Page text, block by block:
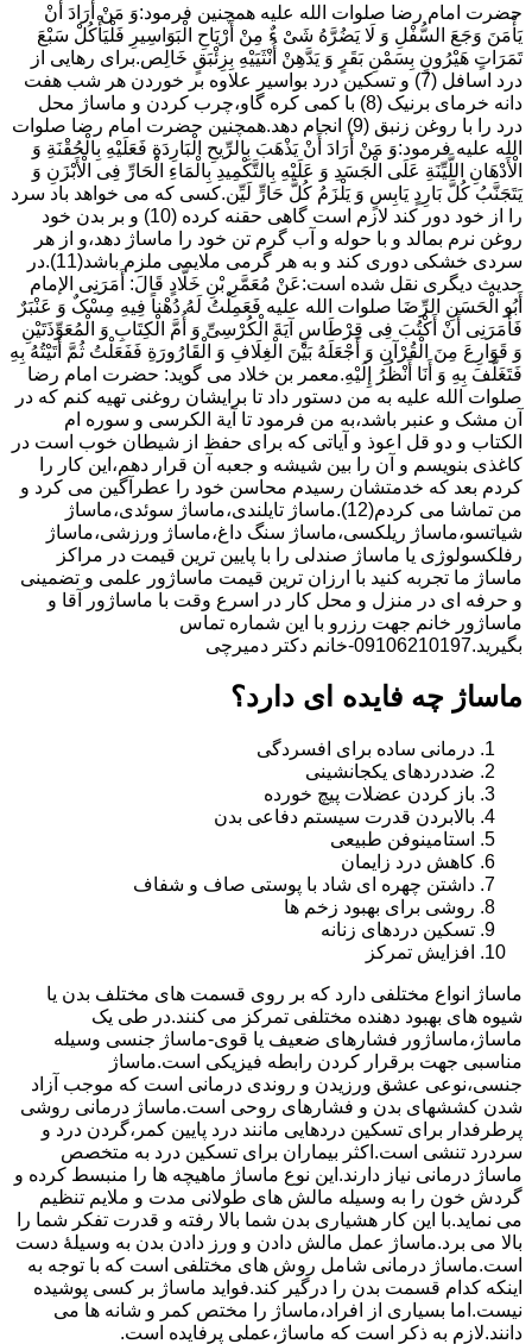
حضرت امام رضا صلوات الله علیه همچنین فرمود:وَ مَنْ أَرَادَ أَنْ
یَأْمَنَ وَجَعَ السُّفْلِ وَ لَا یَضُرَّهُ شَیْ ءٌ مِنْ أَرْیَاحِ الْبَوَاسِیرِ فَلْیَأْکُلْ سَبْعَ
تَمَرَاتٍ هَیْرُونٍ بِسَمْنِ بَقَرٍ وَ یَدَّهِنْ أُنْثَیَیْهِ بِزِئْبَقٍ خَالِص.برای رهایی از
درد اسافل (7) و تسکین درد بواسیر علاوه بر خوردن هر شب هفت
دانه خرمای برنیک (8) با کمی کره گاو،چرب کردن و ماساژ محل
درد را با روغن زنبق (9) انجام دهد.همچنین حضرت امام رضا صلوات
الله علیه فرمود:وَ مَنْ أَرَادَ أَنْ یَذْهَبَ بِالرِّیحِ الْبَارِدَةِ فَعَلَیْهِ بِالْحُقْنَةِ وَ
الْأَدْهَانِ اللَّیِّنَةِ عَلَى الْجَسَدِ وَ عَلَیْهِ بِالتَّکْمِیدِ بِالْمَاءِ الْحَارِّ فِی الْأَبْزَنِ وَ
یَتَجَنَّبُ کُلَّ بَارِدٍ یَابِسٍ وَ یَلْزَمُ کُلَّ حَارٍّ لَیِّن.کسی که می خواهد باد سرد
را از خود دور کند لازم است گاهی حقنه کرده (10) و بر بدن خود
روغن نرم بمالد و با حوله و آب گرم تن خود را ماساژ دهد،و از هر
سردی خشکی دوری کند و به هر گرمی ملایمی ملزم باشد(11).در
حدیث دیگری نقل شده است:عَنْ مُعَمَّرِ بْنِ خَلَّادٍ قَالَ: أَمَرَنِی الإمام
أَبُو الْحَسَنِ الرِّضَا صلوات الله علیه فَعَمِلْتُ لَهُ دُهْناً فِیهِ مِسْکٌ وَ عَنْبَرٌ
فَأَمَرَنِی أَنْ أَکْتُبَ فِی قِرْطَاسٍ آیَةَ الْکُرْسِیِّ وَ أُمَّ الْکِتَابِ وَ الْمُعَوِّذَتَیْنِ
وَ قَوَارِعَ مِنَ الْقُرْآنِ وَ أَجْعَلَهُ بَیْنَ الْغِلَافِ وَ الْقَارُورَةِ فَفَعَلْتُ ثُمَّ أَتَیْتُهُ بِهِ
فَتَغَلَّفَ بِهِ وَ أَنَا أَنْظُرُ إِلَیْهِ.معمر بن خلاد می گوید: حضرت امام رضا
صلوات الله علیه به من دستور داد تا برایشان روغنى تهیه کنم که در
آن مشک و عنبر باشد،به من فرمود تا آیة الکرسى و سوره ام
الکتاب و دو قل اعوذ و آیاتى که براى حفظ از شیطان خوب است در
کاغذى بنویسم و آن را بین شیشه و جعبه آن قرار دهم،این کار را
کردم بعد که خدمتشان رسیدم محاسن خود را عطرآگین می کرد و
من تماشا می کردم(12).ماساژ تایلندی،ماساژ سوئدی،ماساژ
شیاتسو،ماساژ ریلکسی،ماساژ سنگ داغ،ماساژ ورزشی،ماساژ
رفلکسولوژی یا ماساژ صندلی را با پایین ترین قیمت در مراکز
ماساژ ما تجربه کنید با ارزان ترین قیمت ماساژور علمی و تضمینی
و حرفه ای در منزل و محل کار در اسرع وقت با ماساژور آقا و
ماساژور خانم جهت رزرو با این شماره تماس
بگیرید.09106210197-خانم دکتر دمیرچی
ماساژ چه فایده ای دارد؟
درمانی ساده برای افسردگی
ضددردهای یکجانشینی
باز کردن عضلات پیچ خورده
بالابردن قدرت سیستم دفاعی بدن
استامینوفن طبیعی
کاهش درد زایمان
داشتن چهره ای شاد با پوستی صاف و شفاف
روشی برای بهبود زخم ها
تسکین دردهای زنانه
افزایش تمرکز
ماساژ انواع مختلفی دارد که بر روی قسمت های مختلف بدن یا
شیوه های بهبود دهنده مختلفی تمرکز می کنند.در طی یک
ماساژ،ماساژور فشارهای ضعیف یا قوی-ماساژ جنسی وسیله
مناسبی جهت برقرار کردن رابطه فیزیکی است.ماساژ
جنسی،نوعی عشق ورزیدن و روندی درمانی است که موجب آزاد
شدن کششهای بدن و فشارهای روحی است.ماساژ درمانی روشی
پرطرفدار برای تسکین دردهایی مانند درد پایین کمر،گردن درد و
سردرد تنشی است.اکثر بیماران برای تسکین درد به متخصص
ماساژ درمانی نیاز دارند.این نوع ماساژ ماهیچه ها را منبسط کرده و
گردش خون را به وسیله مالش های طولانی مدت و ملایم تنظیم
می نماید.با این کار هشیاری بدن شما بالا رفته و قدرت تفکر شما را
بالا می برد.ماساژ عمل مالش دادن و ورز دادن بدن به وسیلۀ دست
است.ماساژ درمانی شامل روش های مختلفی است که با توجه به
اینکه کدام قسمت بدن را درگیر کند.فواید ماساژ بر کسی پوشیده
نیست.اما بسیاری از افراد،ماساژ را مختص کمر و شانه ها می
دانند.لازم به ذکر است که ماساژ،عملی پرفایده است.